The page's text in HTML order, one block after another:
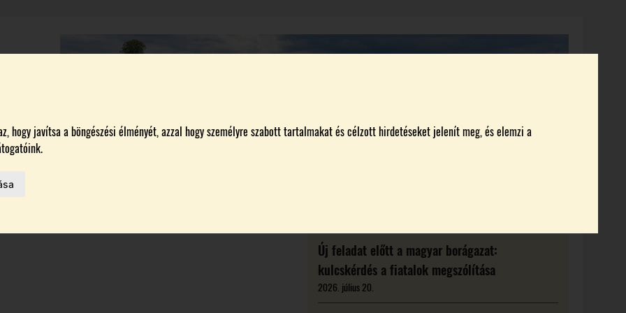
hogy javítsa a böngészési élményét, azzal hogy személyre szabott tartalmakat és célzott hirdetéseket jelenít meg, és elemzi a
BORÁSZATOK MAGYARORSZÁG LEGSZEBB SZŐLŐBIRTOKA 2026 KI KICSODA RENDEZVÉNYEK MAGAZIN
Új feladat előtt a magyar borágazat:
kulcskérdés a fiatalok megszólítása
2026. július 20.